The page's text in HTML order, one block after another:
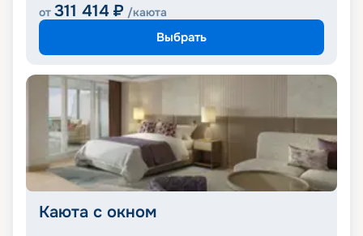
от 311 414 ₽ /каюта
Выбрать
Каюта с окном